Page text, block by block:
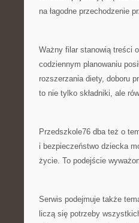
na łagodne przechodzenie
Ważny filar stanowią treści
codziennym planowaniu
rozszerzania diety, doboru
to nie tylko składniki, ale
Przedszkole76 dba też o
i bezpieczeństwo dziecka
życie. To podejście
Serwis podejmuje także
liczą się potrzeby